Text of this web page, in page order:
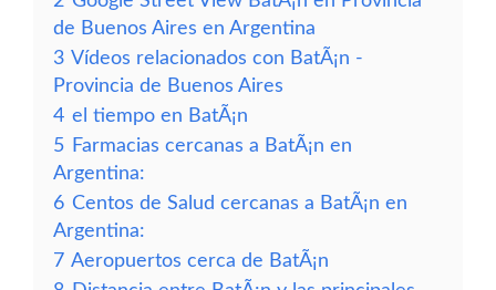
de Buenos Aires en Argentina
3 Vídeos relacionados con BatÃ¡n -
Provincia de Buenos Aires
4 el tiempo en BatÃ¡n
5 Farmacias cercanas a BatÃ¡n en
Argentina:
6 Centos de Salud cercanas a BatÃ¡n en
Argentina:
7 Aeropuertos cerca de BatÃ¡n